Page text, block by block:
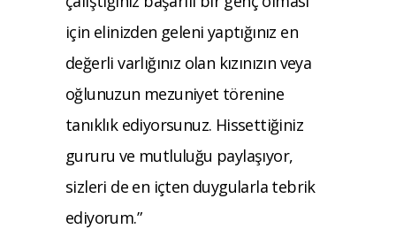
için elinizden geleni yaptığınız en
değerli varlığınız olan kızınızın veya
oğlunuzun mezuniyet törenine
tanıklık ediyorsunuz. Hissettiğiniz
gururu ve mutluluğu paylaşıyor,
sizleri de en içten duygularla tebrik
ediyorum.”